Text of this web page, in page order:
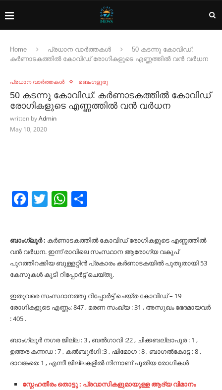
Home പ്രധാന വാർത്തകൾ
50 കടന്നു കോവിഡ്:
കർണാടകത്തിൽ കോവിഡ് രോഗികളുടെ എണ്ണത്തിൽ വൻ വർധന
പ്രധാന വാർത്തകൾ ബെംഗളൂരു
50 കടന്നു കോവിഡ്: കർണാടകത്തിൽ കോവിഡ്
രോഗികളുടെ എണ്ണത്തിൽ വൻ വർധന
written byAdmin
May 10, 2020
Facebook
TwitterWhatsApp
ബാംഗ്ലൂർ : കർണാടകത്തിൽ കോവിഡ് രോഗികളുടെ എണ്ണത്തിൽ
വൻ വർധന. ഇന്ന് രാവിലെ സംസ്ഥാന ആരോഗ്യ വകുപ്
പുറത്തിറക്കിയ ബുള്ളറ്റിൻ പ്രകാരം കർണാടകയിൽ പുതുതായി 53
കേസുകൾ കൂടി റിപ്പോർട്ട് ചെയ്തു.
ഇതുവരെ സംസ്ഥാനത്തു റിപ്പോർട്ട് ചെയ്ത കോവിഡ് – 19
രോഗികളുടെ എണ്ണം: 847 , മരണ സംഖ്യ : 31 , അസുഖം ഭേദമായവർ
: 405 .
ബാംഗ്ലൂർ നഗര ജില്ല : 3 , ബൽഗാവി :22 , ചിക്കബല്ലാപുര : 1 ,
ഉത്തര കന്നഡ : 7 , കൽബുർഗി :3 , ഷിമോഗ : 8 , ബാഗൽകോട്ട : 8 ,
ദാവങ്കരെ: 1 , എന്നീ ജില്ലകളിൽ നിന്നാണ് പുതിയ രോഗികൾ
സ്നേഹതീരം തൊട്ടു : പ്രവാസികളുമായുള്ള ആദ്യ വിമാനം